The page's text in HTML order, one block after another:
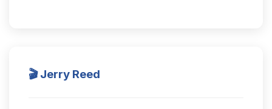
🎬 Jerry Reed